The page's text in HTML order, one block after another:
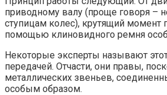
приводному валу (проще говоря –
ступицам колес), крутящий момент
помощью клиновидного ремня
Некоторые эксперты называют
передачей. Отчасти, они правы,
металлических звеньев,
особым образом.